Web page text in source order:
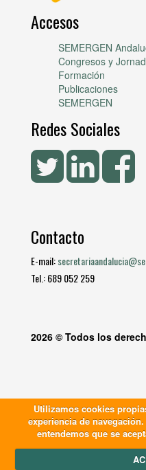
Accesos
SEMERGEN
Congresos y
Formación
Publicaciones
SEMERGEN
Redes Sociales
Contacto
E-mail:
Tel.: 689 052 259
2026 © Todos los
Utilizamos cookies
experiencia de
entendemos que se